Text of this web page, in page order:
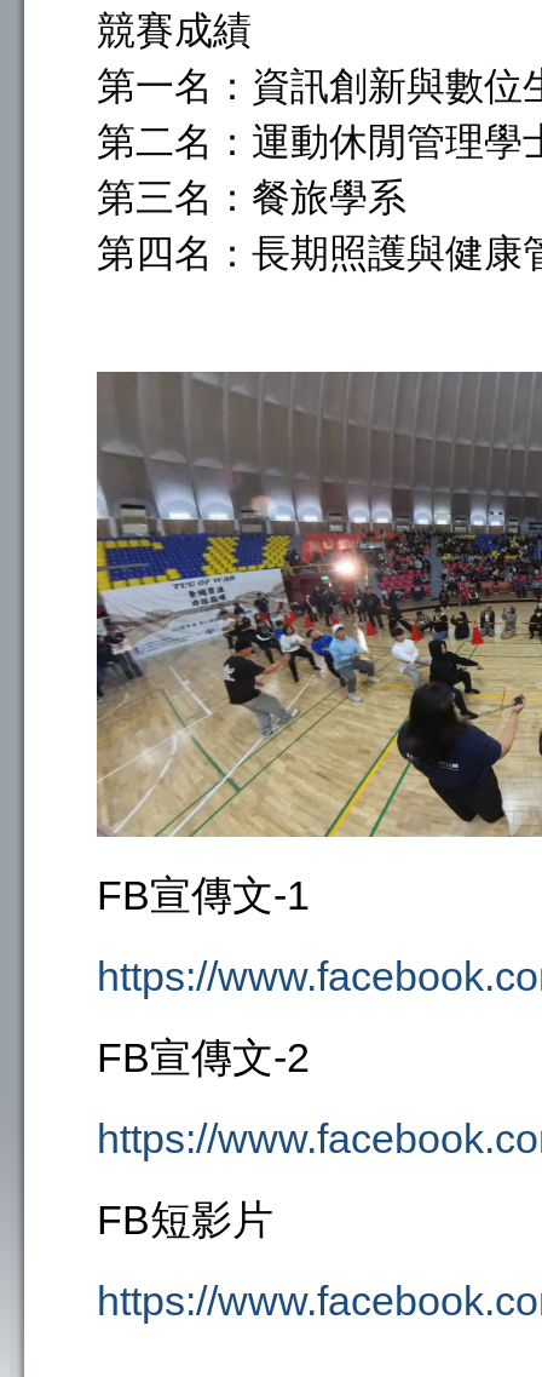
競賽成績
第一名：資訊創新與數
第二名：運動休閒管理學
第三名：餐旅學系
第四名：長期照護與健
FB宣傳文-1
https://
FB宣傳文-2
https://
FB短影片
https://